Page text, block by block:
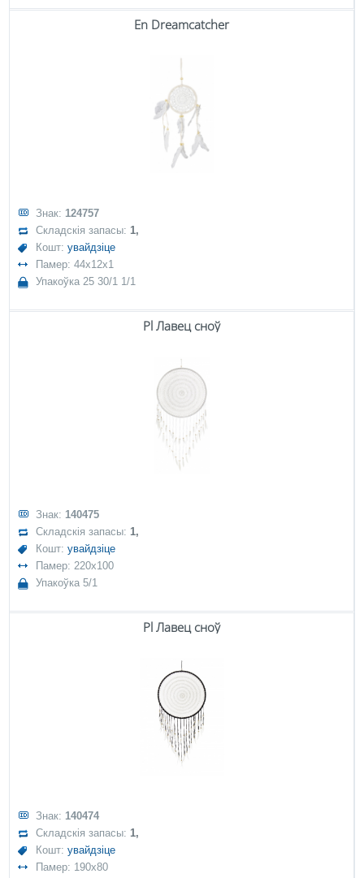
En Dreamcatcher
Знак: 124757
Складскія запасы:1,
Кошт:увайдзіце
Памер: 44x12x1
Упакоўка 25 30/1 1/1
Pl Лавец сноў
Знак: 140475
Складскія запасы:1,
Кошт:увайдзіце
Памер: 220x100
Упакоўка 5/1
Pl Лавец сноў
Знак: 140474
Складскія запасы:1,
Кошт:увайдзіце
Памер: 190x80